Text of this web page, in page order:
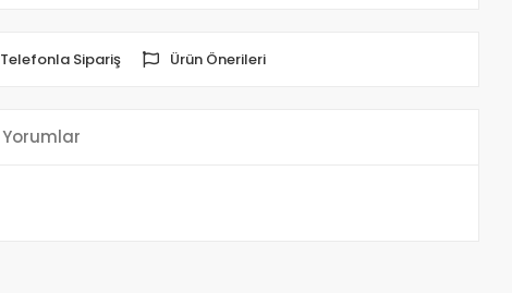
Telefonla Sipariş Ürün Önerileri
Yorumlar